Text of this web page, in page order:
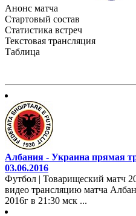
Анонс матча
Стартовый состав
Статистика встреч
Текстовая трансляция
Таблица
Албания - Украина прямая
03.06.2016
Футбол | Товарищеский матч
видео трансляцию матча
2016г в 21:30 мск ...